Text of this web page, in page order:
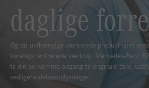
daglige
Øg dit uafhængige værksteds produktivitet
køretøjscentrerede værktøj: Mercedes-Benz
til din bekvemme adgang til originale dele,
vedligeholdelsesoplysninger.